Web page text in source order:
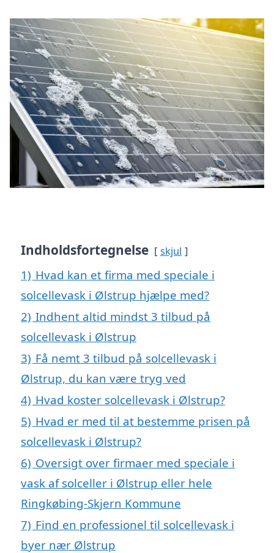
Indholdsfortegnelse skjul
1) Hvad kan et firma med speciale i
solcellevask i Ølstrup hjælpe med?
2) Indhent altid mindst 3 tilbud på
solcellevask i Ølstrup
3) Få nemt 3 tilbud på solcellevask i
Ølstrup, du kan være tryg ved
4) Hvad koster solcellevask i Ølstrup?
5) Hvad er med til at bestemme prisen på
solcellevask i Ølstrup?
6) Oversigt over firmaer med speciale i
vask af solceller i Ølstrup eller hele
Ringkøbing-Skjern Kommune
7) Find en professionel til solcellevask i
byer nær Ølstrup